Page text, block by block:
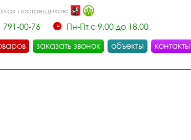
поставщиков:
791-00-76
Пн-Пт с 9.00 до 18.00
заказать звонок объекты контакты